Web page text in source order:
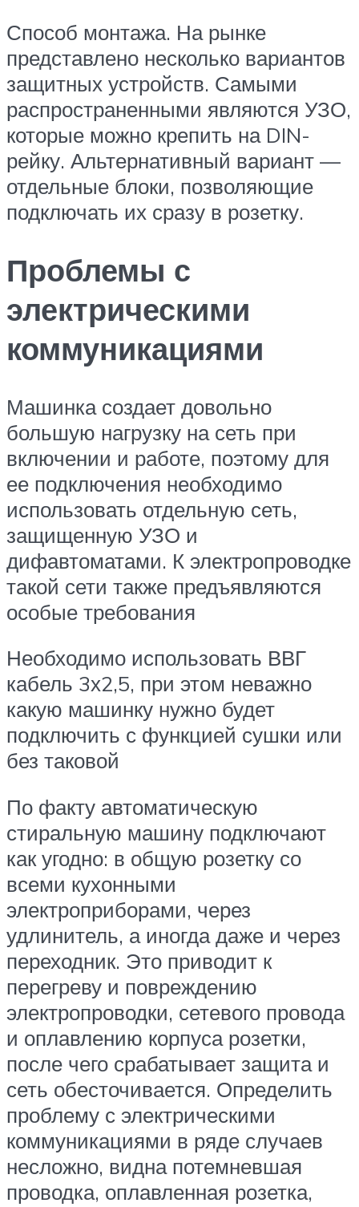
Способ монтажа. На рынке
представлено несколько вариантов
защитных устройств. Самыми
распространенными являются УЗО,
которые можно крепить на DIN-
рейку. Альтернативный вариант —
отдельные блоки, позволяющие
подключать их сразу в розетку.
Проблемы с
электрическими
коммуникациями
Машинка создает довольно
большую нагрузку на сеть при
включении и работе, поэтому для
ее подключения необходимо
использовать отдельную сеть,
защищенную УЗО и
дифавтоматами. К электропроводке
такой сети также предъявляются
особые требования
Необходимо использовать ВВГ
кабель 3х2,5, при этом неважно
какую машинку нужно будет
подключить с функцией сушки или
без таковой
По факту автоматическую
стиральную машину подключают
как угодно: в общую розетку со
всеми кухонными
электроприборами, через
удлинитель, а иногда даже и через
переходник. Это приводит к
перегреву и повреждению
электропроводки, сетевого провода
и оплавлению корпуса розетки,
после чего срабатывает защита и
сеть обесточивается. Определить
проблему с электрическими
коммуникациями в ряде случаев
несложно, видна потемневшая
проводка, оплавленная розетка,